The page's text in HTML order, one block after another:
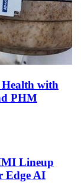
with
PHM
Lineup
Edge AI